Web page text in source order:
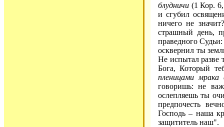
блудничи (1 Кор. 6,
и сгубил
ничего не
страшный день,
праведного
осквернил ты
Не испытал разве
Бога, Который
пленицами мрака
говоришь: не
ослепляешь ты
предпочесть
Господь – наша
защититель наш".